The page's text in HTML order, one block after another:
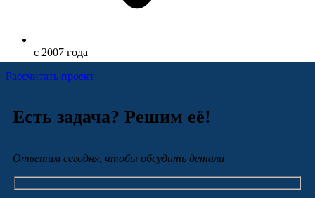
с 2007 года
Расcчитать проект
Есть задача? Решим её!
Ответим сегодня, чтобы обсудить детали